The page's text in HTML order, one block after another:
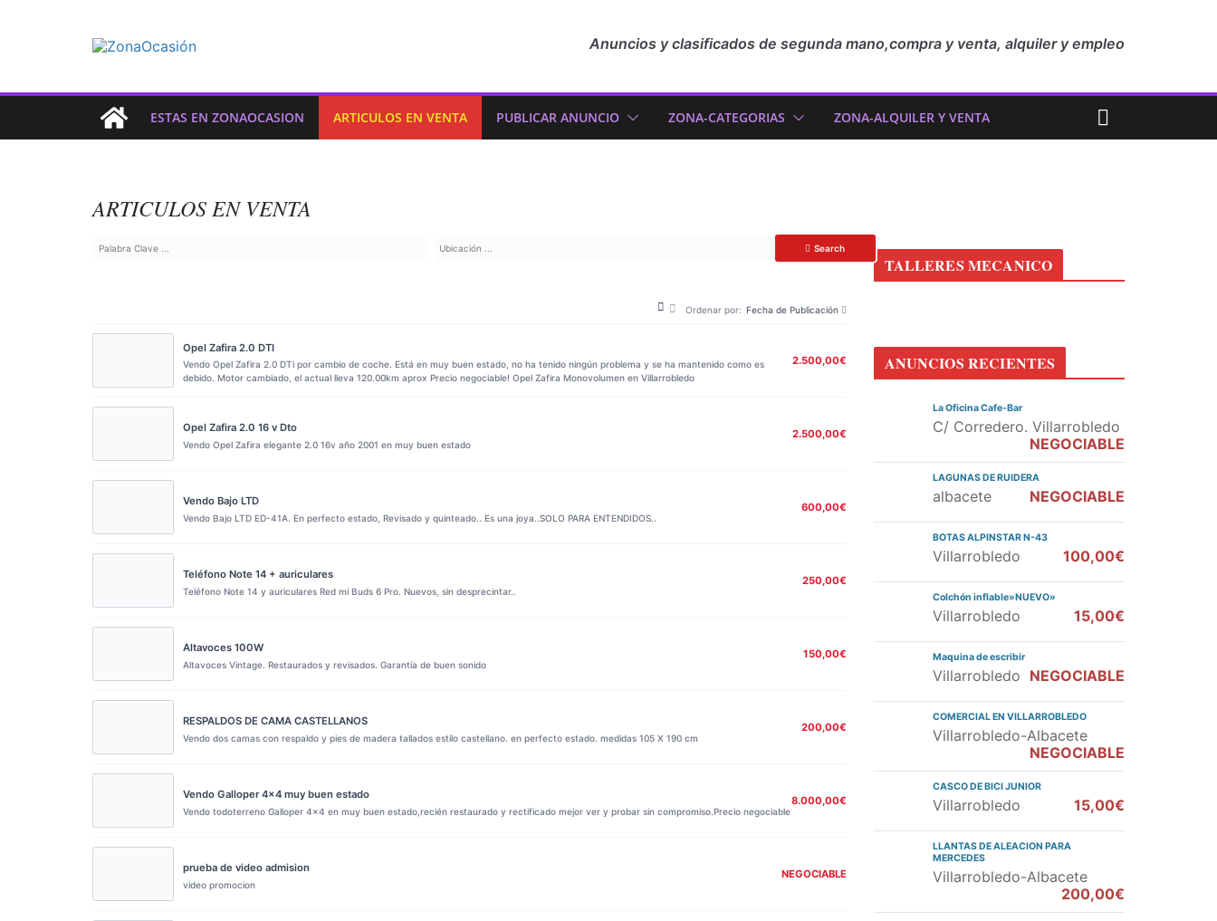
Anuncios y clasificados de segunda mano,compra y venta, alquiler y empleo
ESTAS EN ZONAOCASION ARTICULOS EN VENTA PUBLICAR ANUNCIO ZONA-CATEGORIAS ZONA-ALQUILER Y VENTA
ARTICULOS EN VENTA
Search
Ordenar por: Fecha de Publicación
Opel Zafira 2.0 DTI
Vendo Opel Zafira 2.0 DTi por cambio de coche. Está en muy buen estado, no ha tenido ningún problema y se ha mantenido como es
debido. Motor cambiado, el actual lleva 120.00km aprox Precio negociable! Opel Zafira Monovolumen en Villarrobledo
2.500,00€
Opel Zafira 2.0 16 v Dto
Vendo Opel Zafira elegante 2.0 16v año 2001 en muy buen estado
2.500,00€
Vendo Bajo LTD
Vendo Bajo LTD ED-41A. En perfecto estado, Revisado y quinteado.. Es una joya..SOLO PARA ENTENDIDOS..
600,00€
Teléfono Note 14 + auriculares
Teléfono Note 14 y auriculares Red mi Buds 6 Pro. Nuevos, sin desprecintar..
250,00€
Altavoces 100W
Altavoces Vintage. Restaurados y revisados. Garantía de buen sonido
150,00€
RESPALDOS DE CAMA CASTELLANOS
Vendo dos camas con respaldo y pies de madera tallados estilo castellano. en perfecto estado. medidas 105 X 190 cm
200,00€
Vendo Galloper 4×4 muy buen estado
Vendo todoterreno Galloper 4×4 en muy buen estado,recién restaurado y rectificado mejor ver y probar sin compromiso.Precio negociable
8.000,00€
prueba de video admision
video promocion
NEGOCIABLE
TALLERES MECANICO
ANUNCIOS RECIENTES
La Oficina Cafe-Bar
C/ Corredero. Villarrobledo
NEGOCIABLE
LAGUNAS DE RUIDERA
albacete NEGOCIABLE
BOTAS ALPINSTAR N-43
Villarrobledo 100,00€
Colchón inflable»NUEVO»
Villarrobledo 15,00€
Maquina de escribir
Villarrobledo NEGOCIABLE
COMERCIAL EN VILLARROBLEDO
Villarrobledo-Albacete
NEGOCIABLE
CASCO DE BICI JUNIOR
Villarrobledo 15,00€
LLANTAS DE ALEACION PARA
MERCEDES
Villarrobledo-Albacete
200,00€